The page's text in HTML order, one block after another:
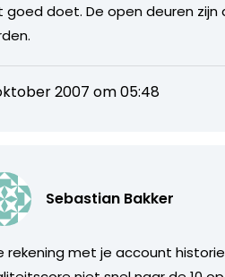
goed doet. De open deuren
2007 om 05:48
Sebastian Bakker
rekening met je account